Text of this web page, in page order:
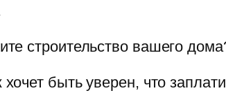
строительство вашего
быть уверен, что